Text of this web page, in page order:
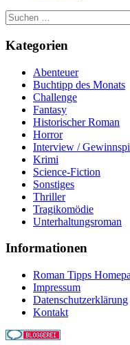
Suchen
nach:
Kategorien
Abenteuer
Buchtipp des Monats
Challenge
Fantasy
Historischer Roman
Horror
Interview /
Krimi
Science-Fiction
Sonstiges
Thriller
Tragikomödie
Unterhaltungsroman
Informationen
Roman Tipps
Impressum
Datenschutzerklärung
Kontakt